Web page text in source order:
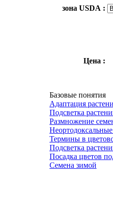
зона USDA :
Цена :
Базовые понятия
Адаптация
Подсветка
Размножение
Термины в
Подсветка
Посадка цветов
Семена зимой